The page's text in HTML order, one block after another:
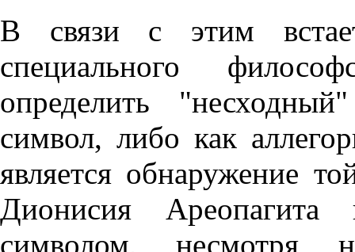
В связи с этим
специального
определить
символ, либо как
является обнаружение
Дионисия Ареопагита
символом, несмотря